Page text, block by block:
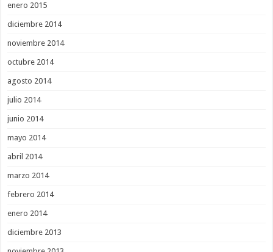
enero 2015
diciembre 2014
noviembre 2014
octubre 2014
agosto 2014
julio 2014
junio 2014
mayo 2014
abril 2014
marzo 2014
febrero 2014
enero 2014
diciembre 2013